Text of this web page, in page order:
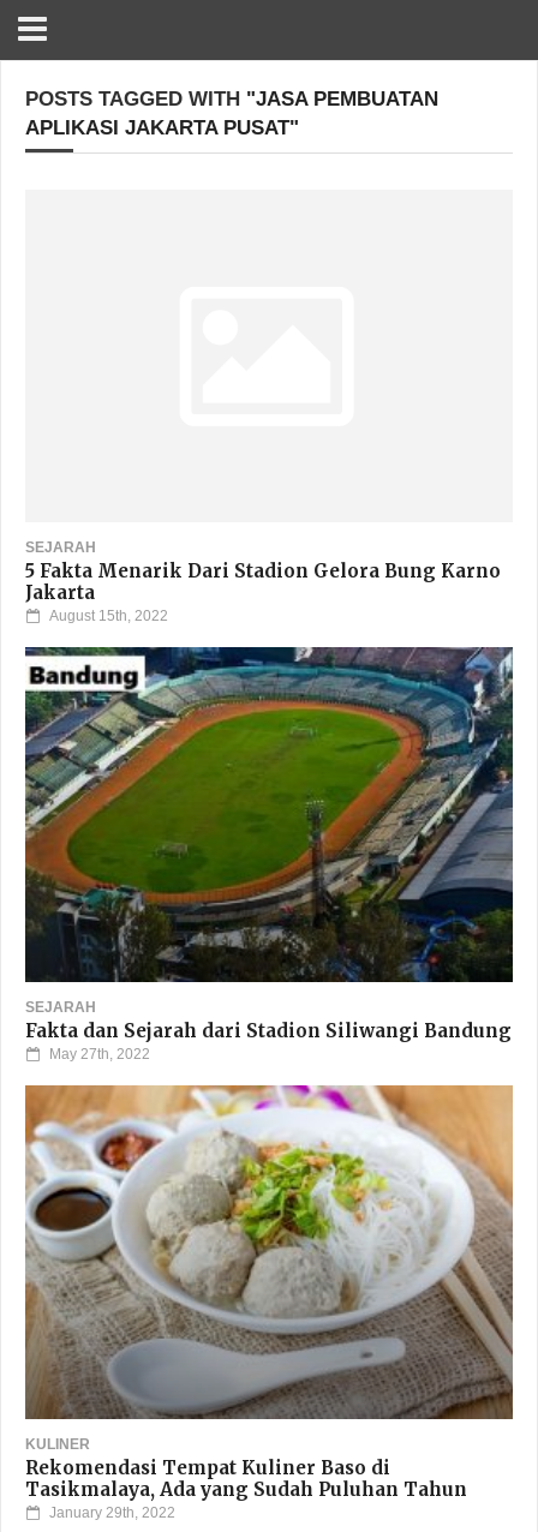
POSTS TAGGED WITH "JASA PEMBUATAN
APLIKASI JAKARTA PUSAT"
SEJARAH
5 Fakta Menarik Dari Stadion Gelora Bung Karno
Jakarta
August 15th, 2022
SEJARAH
Fakta dan Sejarah dari Stadion Siliwangi Bandung
May 27th, 2022
KULINER
Rekomendasi Tempat Kuliner Baso di
Tasikmalaya, Ada yang Sudah Puluhan Tahun
January 29th, 2022